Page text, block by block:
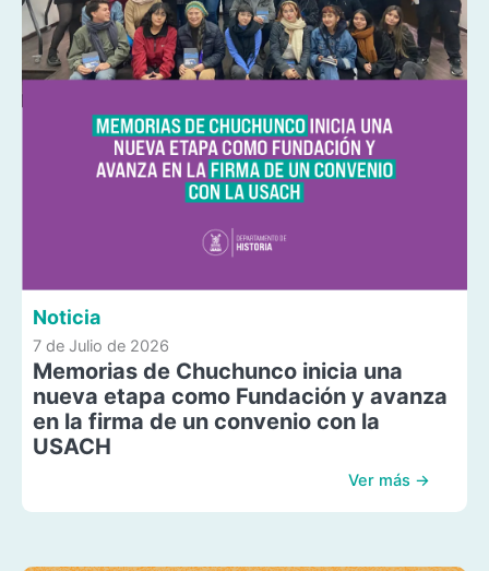
Noticia
7 de Julio de 2026
Memorias de Chuchunco inicia una
nueva etapa como Fundación y avanza
en la firma de un convenio con la
USACH
Ver más →